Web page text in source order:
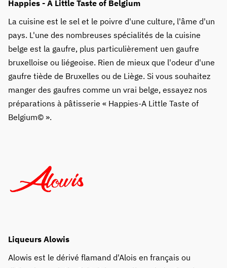
Happies - A Little Taste of Belgium
La cuisine est le sel et le poivre d'une culture, l'âme d'un
pays. L'une des nombreuses spécialités de la cuisine
belge est la gaufre, plus particulièrement uen gaufre
bruxelloise ou liégeoise. Rien de mieux que l'odeur d'une
gaufre tiède de Bruxelles ou de Liège. Si vous souhaitez
manger des gaufres comme un vrai belge, essayez nos
préparations à pâtisserie « Happies-A Little Taste of
Belgium© ».
Liqueurs Alowis
Alowis est le dérivé flamand d'Alois en français ou